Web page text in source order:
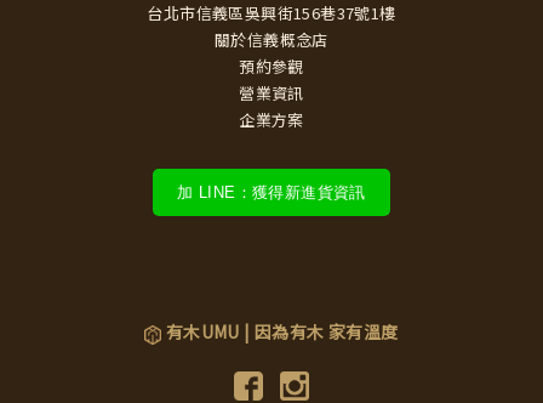
台北市信義區吳興街156巷37號1樓
關於信義概念店
預約參觀
營業資訊
企業方案
加 LINE：獲得新進貨資訊
有木UMU | 因為有木 家有溫度